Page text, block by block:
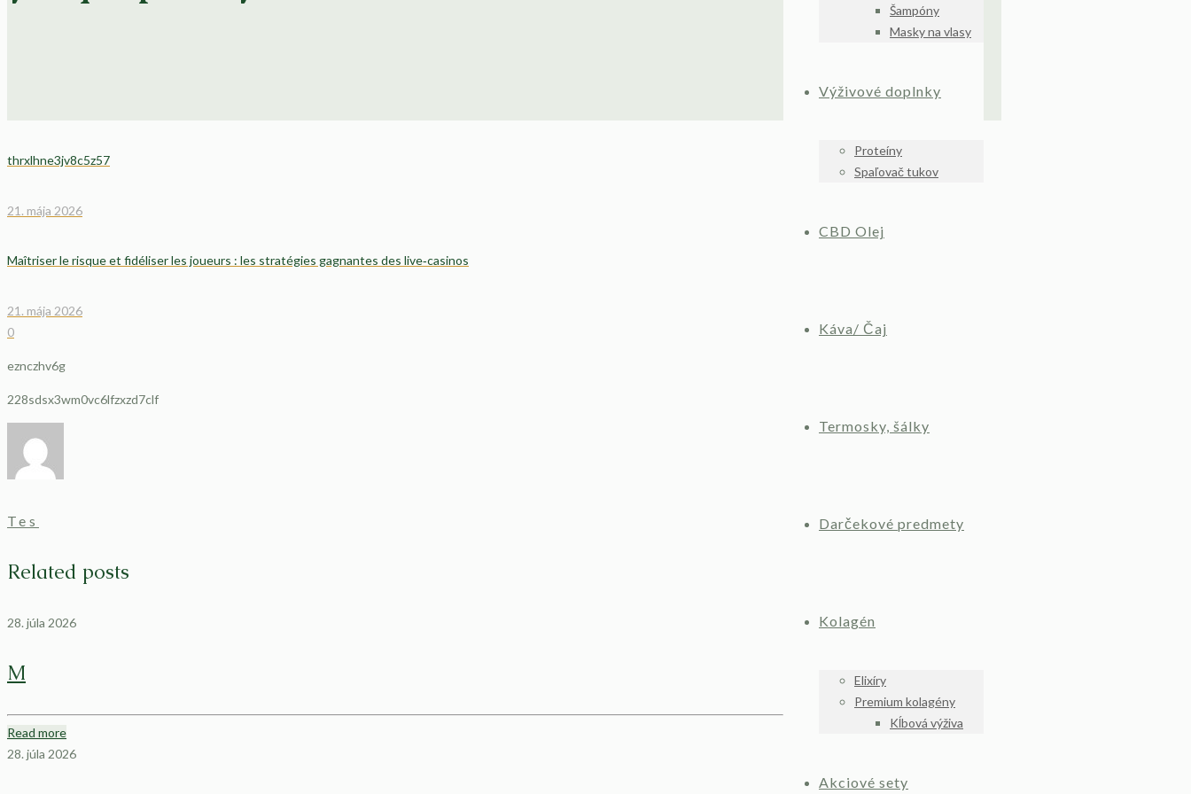
Šampóny
Masky na vlasy
Výživové doplnky
Proteíny
Spaľovač tukov
CBD Olej
Káva/ Čaj
Termosky, šálky
Darčekové predmety
Kolagén
Elixíry
Premium kolagény
Kĺbová výživa
Akciové sety
thrxlhne3jv8c5z57
21. mája 2026
Maîtriser le risque et fidéliser les joueurs : les stratégies gagnantes des live‑casinos
21. mája 2026
0
eznczhv6g
228sdsx3wm0vc6lfzxzd7clf
Tes
Related posts
28. júla 2026
M
Read more
28. júla 2026